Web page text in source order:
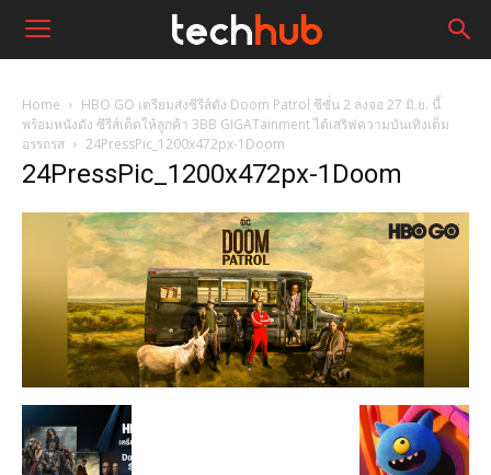
Home
HBO GO เตรียมส่งซีรีส์ดัง Doom Patrol ซีซั่น 2 ลงจอ 27 มิ.ย. นี้
พร้อมหนังดัง ซีรีส์เด็ดให้ลูกค้า 3BB GIGATainment ได้เสริฟความบันเทิงเต็ม
อรรถรส
24PressPic_1200x472px-1Doom
24PressPic_1200x472px-1Doom